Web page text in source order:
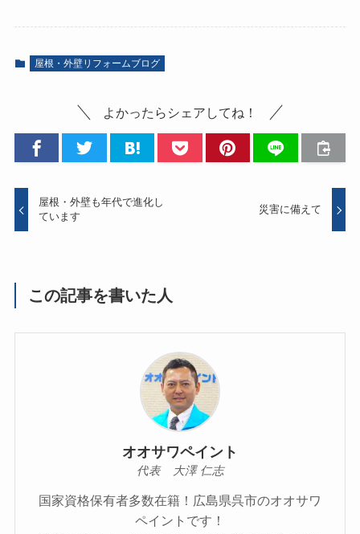
屋根・外壁リフォームブログ
よかったらシェアしてね！
屋根・外壁も年代で進化し
ています
災害に備えて
この記事を書いた人
オオサワペイント
代表 大澤 仁志
国家資格保有者多数在籍！広島県呉市のオオサワ
ペイントです！